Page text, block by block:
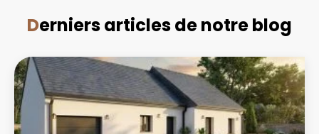
Derniers articles de notre blog